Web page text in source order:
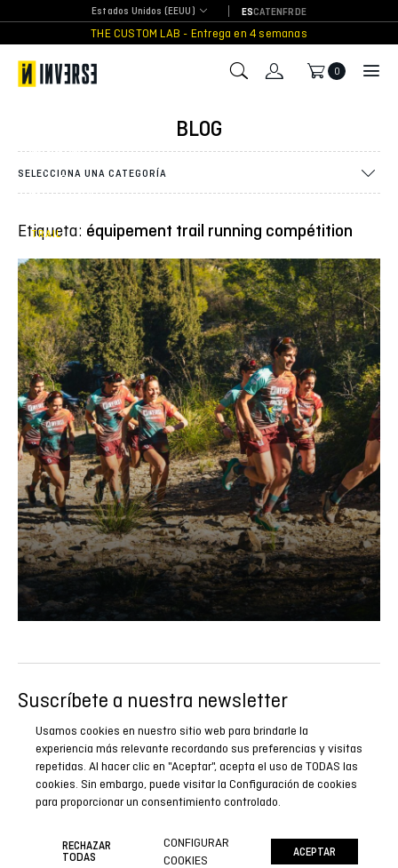
content
THE CUSTOM LAB - Entrega en 4 semanas
Estados Unidos (EEUU) ESCATENFRDE
0
BLOG
SELECCIONA UNA CATEGORÍA
Etiqueta: équipement trail running compétition
Presentación
de su nueva
en el Parque
Natural del
TRAIL
Suscríbete a nuestra newsletter
Sé el primero en conocer todas nuestras novedades,
reportajes y promociones especiales.
SUSCRIBIRME AHORA
Inverse custom
Usamos cookies en nuestro sitio web para brindarle la
experiencia más relevante recordando sus preferencias y visitas
repetidas. Al hacer clic en "Aceptar", acepta el uso de TODAS las
cookies. Sin embargo, puede visitar la Configuración de cookies
para proporcionar un consentimiento controlado.
RECHAZAR
TODAS
CONFIGURAR
COOKIES
ACEPTAR